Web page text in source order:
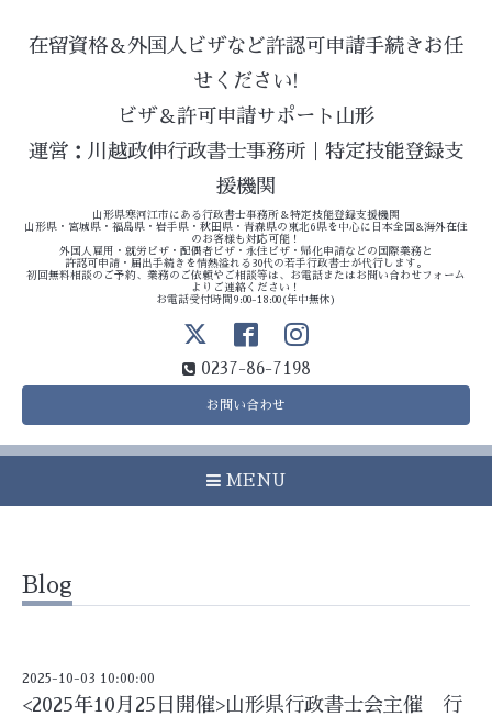
在留資格＆外国人ビザなど許認可申請手続きお任
せください!
ビザ＆許可申請サポート山形
運営：川越政伸行政書士事務所｜特定技能登録支
援機関
山形県寒河江市にある行政書士事務所＆特定技能登録支援機関
山形県・宮城県・福島県・岩手県・秋田県・青森県の東北6県を中心に日本全国&海外在住
のお客様も対応可能！
外国人雇用・就労ビザ・配偶者ビザ・永住ビザ・帰化申請などの国際業務と
許認可申請・届出手続きを情熱溢れる30代の若手行政書士が代行します。
初回無料相談のご予約、業務のご依頼やご相談等は、お電話またはお問い合わせフォーム
よりご連絡ください！
お電話受付時間9:00-18:00(年中無休)
0237-86-7198
お問い合わせ
MENU
Blog
2025-10-03 10:00:00
<2025年10月25日開催>山形県行政書士会主催 行